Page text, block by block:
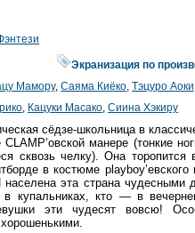
Экранизация по
Мамору, Саяма Киёко Тэцуро Аоки
Кацуки Масако Сиина Хэкиру
сёдзе-школьница в
манере (тонкие
сквозь челку). Она
в костюме playboy’евского
эта страна чудесными
в купальниках, кто — в
эти чудесят вовсю!